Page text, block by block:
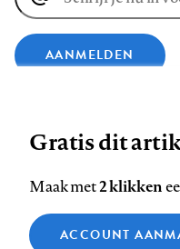
E-
mailadres
AANMELDEN
op
op
op
Contact Colofon
Zie onze cookie policy
Gratis dit
Maak met2 klikken
ACCOUNT